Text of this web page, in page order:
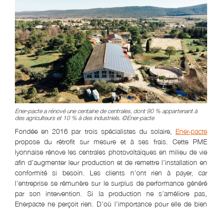
Ener-pacte a rénové une centaine de centrales, dont 90 % appartenant à
des agriculteurs et 10 % à des industriels. ©Ener-pacte
Fondée en 2016 par trois spécialistes du solaire, Ener-pacte
propose du rétrofit sur mesure et à ses frais. Cette PME
lyonnaise rénove les centrales photovoltaïques en milieu de vie
afin d’augmenter leur production et de remettre l’installation en
conformité si besoin. Les clients n’ont rien à payer, car
l’entreprise se rémunère sur le surplus de performance généré
par son intervention. Si la production ne s’améliore pas,
Enerpacte ne perçoit rien. D’où l’importance pour elle de bien